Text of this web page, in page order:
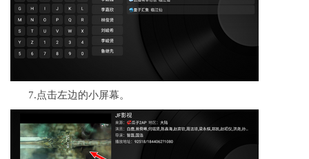
7.点击左边的小屏幕。